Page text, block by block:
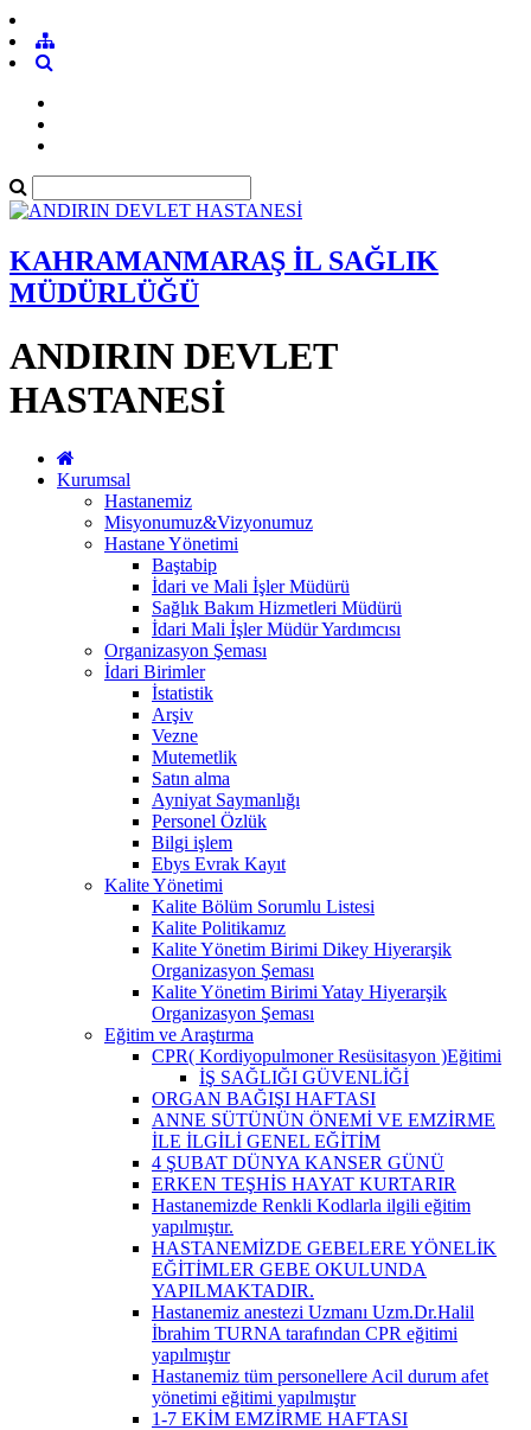
KAHRAMANMARAŞ İL SAĞLIK
MÜDÜRLÜĞÜ
ANDIRIN DEVLET
HASTANESİ
Kurumsal
Hastanemiz
Misyonumuz&Vizyonumuz
Hastane Yönetimi
Baştabip
İdari ve Mali İşler Müdürü
Sağlık Bakım Hizmetleri Müdürü
İdari Mali İşler Müdür Yardımcısı
Organizasyon Şeması
İdari Birimler
İstatistik
Arşiv
Vezne
Mutemetlik
Satın alma
Ayniyat Saymanlığı
Personel Özlük
Bilgi işlem
Ebys Evrak Kayıt
Kalite Yönetimi
Kalite Bölüm Sorumlu Listesi
Kalite Politikamız
Kalite Yönetim Birimi Dikey Hiyerarşik
Organizasyon Şeması
Kalite Yönetim Birimi Yatay Hiyerarşik
Organizasyon Şeması
Eğitim ve Araştırma
CPR( Kordiyopulmoner Resüsitasyon )Eğitimi
İŞ SAĞLIĞI GÜVENLİĞİ
ORGAN BAĞIŞI HAFTASI
ANNE SÜTÜNÜN ÖNEMİ VE EMZİRME
İLE İLGİLİ GENEL EĞİTİM
4 ŞUBAT DÜNYA KANSER GÜNÜ
ERKEN TEŞHİS HAYAT KURTARIR
Hastanemizde Renkli Kodlarla ilgili eğitim
yapılmıştır.
HASTANEMİZDE GEBELERE YÖNELİK
EĞİTİMLER GEBE OKULUNDA
YAPILMAKTADIR.
Hastanemiz anestezi Uzmanı Uzm.Dr.Halil
İbrahim TURNA tarafından CPR eğitimi
yapılmıştır
Hastanemiz tüm personellere Acil durum afet
yönetimi eğitimi yapılmıştır
1-7 EKİM EMZİRME HAFTASI